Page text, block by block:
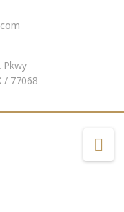
Pkwy
/ 77068